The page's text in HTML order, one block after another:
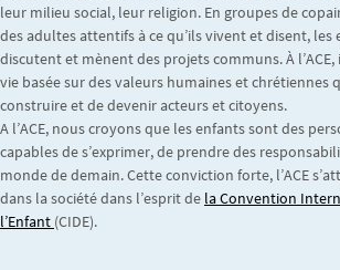
leur milieu social, leur religion. En groupes de
des adultes attentifs à ce qu’ils vivent et disent, les
discutent et mènent des projets communs. À
vie basée sur des valeurs humaines et chrétiennes
construire et de devenir acteurs et citoyens.
A l’ACE, nous croyons que les enfants sont des
capables de s’exprimer, de prendre des
monde de demain. Cette conviction forte, l’ACE
dans la société dans l’esprit de la Convention
l’Enfant (CIDE).